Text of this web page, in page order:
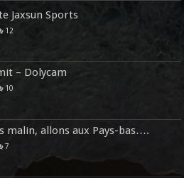
Jaxsun Sports
12
– Dolycam
10
malin, allons aux Pays-bas….
7